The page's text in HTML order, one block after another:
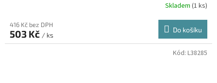
Skladem (1 ks)
416 Kč bez DPH
503 Kč / ks
Do košíku
Kód: L38285